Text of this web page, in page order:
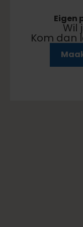
Eigen
Wil
Kom dan